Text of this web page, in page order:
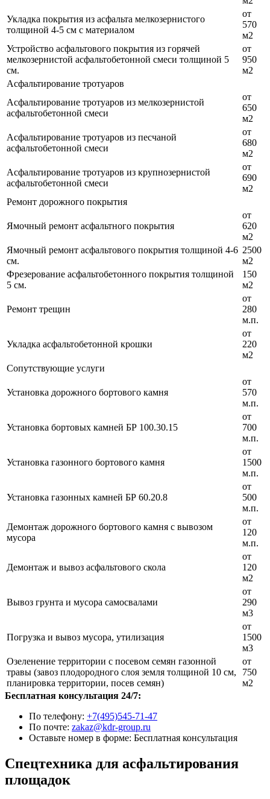
Укладка покрытия из асфальта мелкозернистого
толщиной 4-5 см с материалом
от
570
м2
Устройство асфальтового покрытия из горячей
мелкозернистой асфальтобетонной смеси толщиной 5
см.
от
950
м2
Асфальтирование тротуаров
Асфальтирование тротуаров из мелкозернистой
асфальтобетонной смеси
от
650
м2
Асфальтирование тротуаров из песчаной
асфальтобетонной смеси
от
680
м2
Асфальтирование тротуаров из крупнозернистой
асфальтобетонной смеси
от
690
м2
Ремонт дорожного покрытия
Ямочный ремонт асфальтного покрытия
от
620
м2
Ямочный ремонт асфальтового покрытия толщиной 4-6
см.
2500
м2
Фрезерование асфальтобетонного покрытия толщиной
5 см.
150
м2
Ремонт трещин
от
280
м.п.
Укладка асфальтобетонной крошки
от
220
м2
Сопутствующие услуги
Установка дорожного бортового камня
от
570
м.п.
Установка бортовых камней БР 100.30.15
от
700
м.п.
Установка газонного бортового камня
от
1500
м.п.
Установка газонных камней БР 60.20.8
от
500
м.п.
Демонтаж дорожного бортового камня с вывозом
мусора
от
120
м.п.
Демонтаж и вывоз асфальтового скола
от
120
м2
Вывоз грунта и мусора самосвалами
от
290
м3
Погрузка и вывоз мусора, утилизация
от
1500
м3
Озеленение территории с посевом семян газонной
травы (завоз плодородного слоя земля толщиной 10 см,
планировка территории, посев семян)
от
750
м2
Бесплатная консультация 24/7:
По телефону: +7(495)545-71-47
По почте: zakaz@kdr-group.ru
Оставьте номер в форме: Бесплатная консультация
Спецтехника для асфальтирования
площадок